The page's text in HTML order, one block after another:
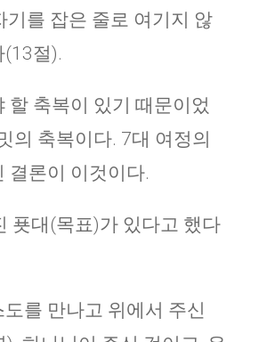
기를 잡은 줄로 여기지 않
절).
할 축복이 있기 때문이었
의 축복이다. 7대 여정의
결론이 이것이다.
푯대(목표)가 있다고 했다
를 만나고 위에서 주신